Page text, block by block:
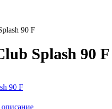
90 F
Splash 90 F